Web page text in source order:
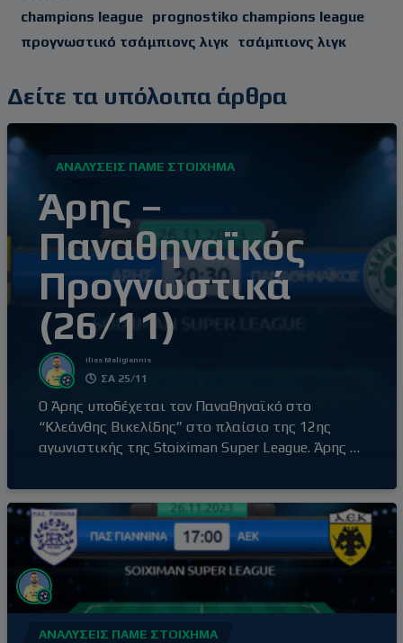
champions league
prognostiko champions league
προγνωστικό τσάμπιονς λιγκ
τσάμπιονς λιγκ
Δείτε τα υπόλοιπα άρθρα
ΑΝΑΛΎΣΕΙΣ ΠΆΜΕ ΣΤΟΊΧΗΜΑ
Άρης –
Παναθηναϊκός
Προγνωστικά
(26/11)
Ilias Maligiannis
ΣΑ 25/11
Ο Άρης υποδέχεται τον Παναθηναϊκό στο
“Κλεάνθης Βικελίδης” στο πλαίσιο της 12ης
αγωνιστικής της Stoiximan Super League. Άρης –
με τη νίκη επί του Βόλου εκτός έδρας, με σκορ
0-2, αφήνοντας πίσω του την απρόσμενη ήττα
στο γήπεδό του από τον Ατρόμητο (1-3) δύο
αγωνιστικές πριν. Τρίτη νίκη στα
ΑΝΑΛΎΣΕΙΣ ΠΆΜΕ ΣΤΟΊΧΗΜΑ